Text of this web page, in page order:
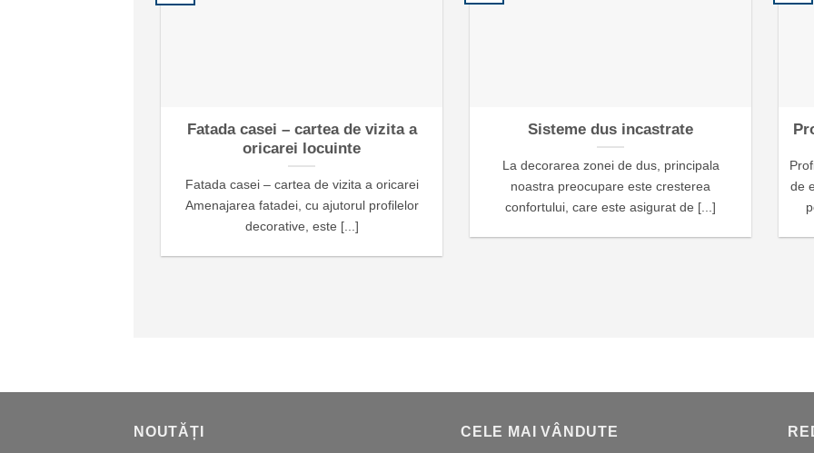
Fatada casei – cartea de vizita a
oricarei locuinte
Fatada casei – cartea de vizita a oricarei
Amenajarea fatadei, cu ajutorul profilelor
decorative, este [...]
Sisteme dus incastrate
La decorarea zonei de dus, principala
noastra preocupare este cresterea
confortului, care este asigurat de [...]
de
NOUTĂȚI CELE MAI VÂNDUTE